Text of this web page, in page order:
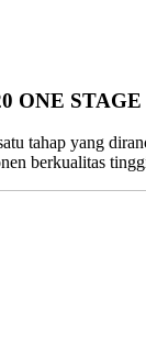
ONE STAGE
tahap yang
berkualitas